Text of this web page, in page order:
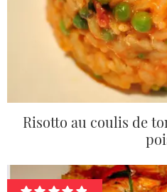
Risotto au coulis de